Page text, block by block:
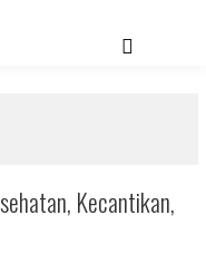
Kecantikan,